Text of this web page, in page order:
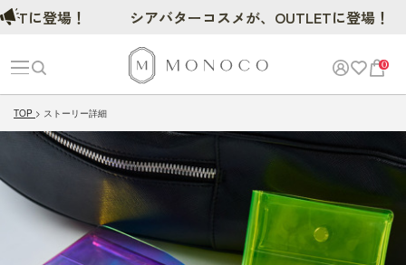
0
TOP ストーリー詳細
登場！ シアバターコスメが、OUTLETに登場！